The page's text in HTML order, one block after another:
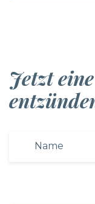
Jetzt